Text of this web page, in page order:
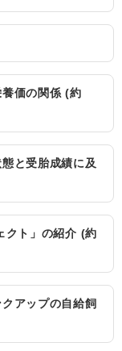
価の関係 (約
と受胎成績に及
クト」の紹介 (約
クアップの自給飼